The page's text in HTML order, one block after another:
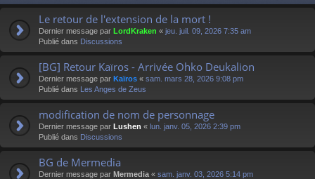
e
Le retour de l'extension de la mort !
Dernier message par LordKraken « jeu. juil. 09, 2026 7:35 am
Publié dans Discussions
[BG] Retour Kaïros - Arrivée Ohko Deukalion
Dernier message par Kaïros « sam. mars 28, 2026 9:08 pm
Publié dans Les Anges de Zeus
modification de nom de personnage
Dernier message par Lushen « lun. janv. 05, 2026 2:39 pm
Publié dans Discussions
BG de Mermedia
Dernier message par Mermedia « sam. janv. 03, 2026 5:14 pm